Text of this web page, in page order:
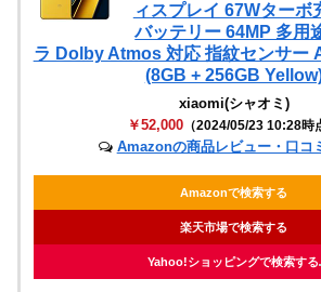
ィスプレイ 67Wターボ
バッテリー 64MP 多用
ラ Dolby Atmos 対応 指紋センサー
(8GB + 256GB
xiaomi(シャオミ)
￥52,000 （2024/05/23 10:28時
Amazonの商品レビュー・口コ
Amazonで検索する
楽天市場で検索する
Yahoo!ショッピングで検索する